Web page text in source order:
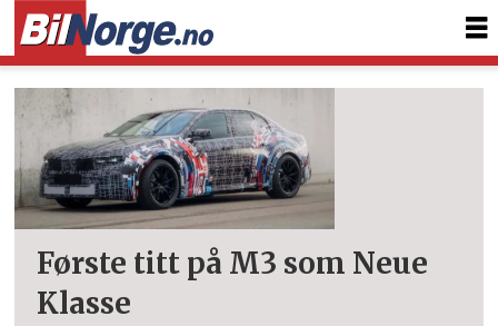
Tag:
m3
Første titt på M3 som Neue
Klasse